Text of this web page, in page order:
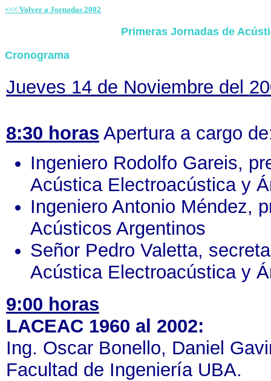
<<< Volver a Jornadas 2002
Primeras Jornadas de
Cronograma
Jueves 14 de Noviembre del
8:30 horas Apertura a cargo
Ingeniero Rodolfo Gareis,
Acústica Electroacústica y
Ingeniero Antonio Méndez,
Acústicos Argentinos
Señor Pedro Valetta,
Acústica Electroacústica y
9:00 horas
LACEAC 1960 al 2002:
Ing. Oscar Bonello, Daniel
Facultad de Ingeniería UBA.